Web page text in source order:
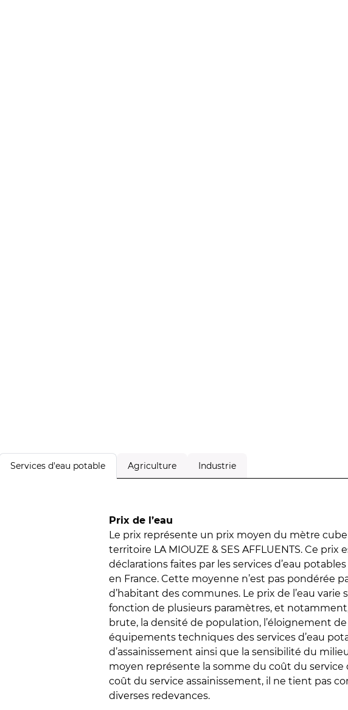
Services d'eau potable Agriculture Industrie
Prix de l’eau
Le prix représente un prix moyen du mètre cube
territoire LA MIOUZE & SES AFFLUENTS. Ce prix
déclarations faites par les services d’eau
en France. Cette moyenne n’est pas pondérée
d’habitant des communes. Le prix de l’eau varie
fonction de plusieurs paramètres, et notamment,
brute, la densité de population, l’éloignement de
équipements techniques des services d’eau
d’assainissement ainsi que la sensibilité du
moyen représente la somme du coût du service
coût du service assainissement, il ne tient pas
diverses redevances.